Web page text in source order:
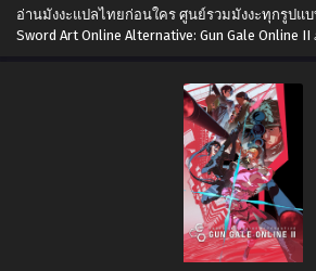
อ่านมังงะแปลไทยก่อนใคร ศูนย์รวมมังงะทุกรูปแ
Sword Art Online Alternative: Gun Gale Online